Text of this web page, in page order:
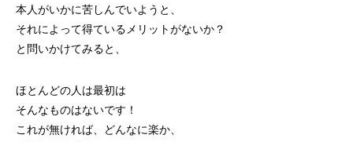
本人がいかに苦しんでいようと、
それによって得ているメリットがないか？
と問いかけてみると、
ほとんどの人は最初は
そんなものはないです！
これが無ければ、どんなに楽か、